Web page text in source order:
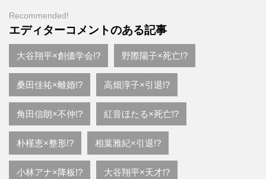
Recommended!
エディターコメントのある記事
大谷翔平×創価学会!? 野際陽子×死亡!?
桑田佳祐×離婚!? 高畑淳子×引退!?
角田信朗×不仲!? 紅音ほたる×死亡!?
朴槿恵×整形!? 相葉雅紀×引退!?
小林アナ×降板!? 大谷翔平×天才!?